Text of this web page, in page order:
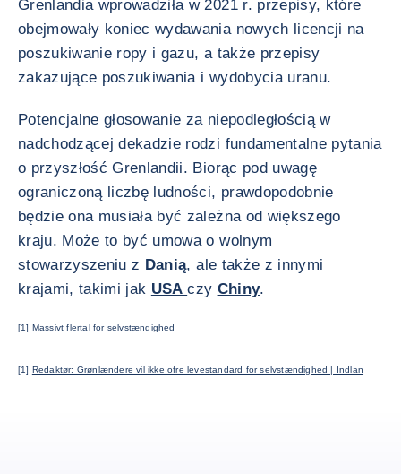
Grenlandia wprowadziła w 2021 r. przepisy, które
obejmowały koniec wydawania nowych licencji na
poszukiwanie ropy i gazu, a także przepisy
zakazujące poszukiwania i wydobycia uranu.
Potencjalne głosowanie za niepodległością w
nadchodzącej dekadzie rodzi fundamentalne pytania
o przyszłość Grenlandii. Biorąc pod uwagę
ograniczoną liczbę ludności, prawdopodobnie
będzie ona musiała być zależna od większego
kraju. Może to być umowa o wolnym
stowarzyszeniu z Danią, ale także z innymi
krajami, takimi jak USAczy Chiny.
[1] Massivt flertal for selvstændighed
[1] Redaktør: Grønlændere vil ikke ofre levestandard for selvstændighed | Indlan